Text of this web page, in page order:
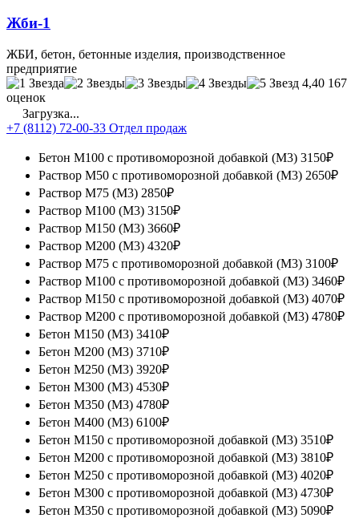
Жби-1
ЖБИ, бетон, бетонные изделия, производственное
предприятие
4,40 167
оценок
Загрузка...
+7 (8112) 72-00-33 Отдел продаж
Бетон М100 с противоморозной добавкой (М3) 3150₽
Раствор М50 с противоморозной добавкой (М3) 2650₽
Раствор М75 (М3) 2850₽
Раствор М100 (М3) 3150₽
Раствор М150 (М3) 3660₽
Раствор М200 (М3) 4320₽
Раствор М75 с противоморозной добавкой (М3) 3100₽
Раствор М100 с противоморозной добавкой (М3) 3460₽
Раствор М150 с противоморозной добавкой (М3) 4070₽
Раствор М200 с противоморозной добавкой (М3) 4780₽
Бетон М150 (М3) 3410₽
Бетон М200 (М3) 3710₽
Бетон М250 (М3) 3920₽
Бетон М300 (М3) 4530₽
Бетон М350 (М3) 4780₽
Бетон М400 (М3) 6100₽
Бетон М150 с противоморозной добавкой (М3) 3510₽
Бетон М200 с противоморозной добавкой (М3) 3810₽
Бетон М250 с противоморозной добавкой (М3) 4020₽
Бетон М300 с противоморозной добавкой (М3) 4730₽
Бетон М350 с противоморозной добавкой (М3) 5090₽